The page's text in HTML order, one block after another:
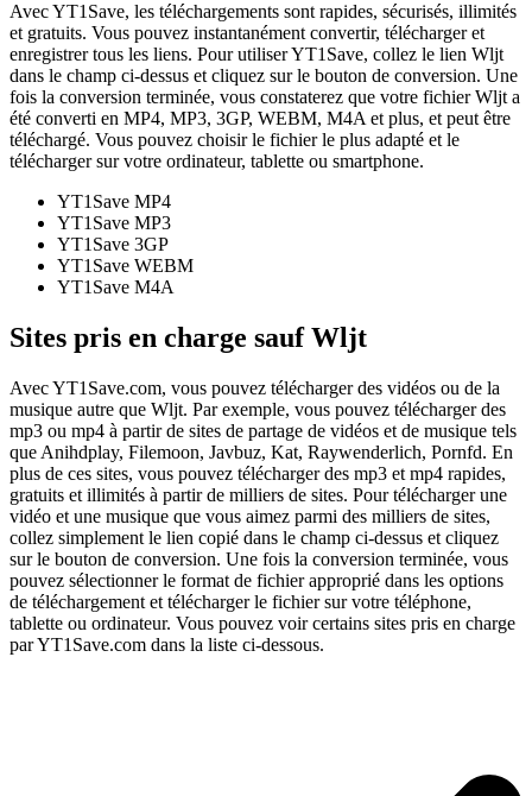
Avec YT1Save, les téléchargements sont rapides, sécurisés, illimités
et gratuits. Vous pouvez instantanément convertir, télécharger et
enregistrer tous les liens. Pour utiliser YT1Save, collez le lien Wljt
dans le champ ci-dessus et cliquez sur le bouton de conversion. Une
fois la conversion terminée, vous constaterez que votre fichier Wljt a
été converti en MP4, MP3, 3GP, WEBM, M4A et plus, et peut être
téléchargé. Vous pouvez choisir le fichier le plus adapté et le
télécharger sur votre ordinateur, tablette ou smartphone.
YT1Save MP4
YT1Save MP3
YT1Save 3GP
YT1Save WEBM
YT1Save M4A
Sites pris en charge sauf Wljt
Avec YT1Save.com, vous pouvez télécharger des vidéos ou de la
musique autre que Wljt. Par exemple, vous pouvez télécharger des
mp3 ou mp4 à partir de sites de partage de vidéos et de musique tels
que Anihdplay, Filemoon, Javbuz, Kat, Raywenderlich, Pornfd. En
plus de ces sites, vous pouvez télécharger des mp3 et mp4 rapides,
gratuits et illimités à partir de milliers de sites. Pour télécharger une
vidéo et une musique que vous aimez parmi des milliers de sites,
collez simplement le lien copié dans le champ ci-dessus et cliquez
sur le bouton de conversion. Une fois la conversion terminée, vous
pouvez sélectionner le format de fichier approprié dans les options
de téléchargement et télécharger le fichier sur votre téléphone,
tablette ou ordinateur. Vous pouvez voir certains sites pris en charge
par YT1Save.com dans la liste ci-dessous.